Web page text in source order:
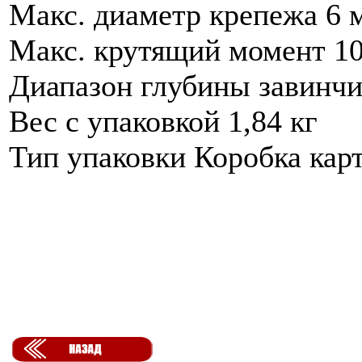
Макс. диаметр крепежа 6
Макс. крутящий момент
Диапазон глубины
Вес с упаковкой 1,84 кг
Тип упаковки Коробка